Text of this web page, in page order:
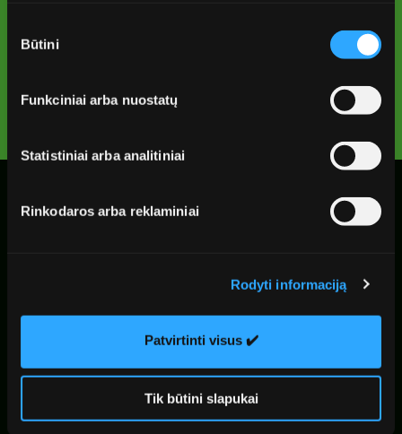
pasirinkimas
Būtini
Funkciniai arba nuostatų
Statistiniai arba analitiniai
Rinkodaros arba reklaminiai
Rodyti informaciją
Patvirtinti visus ✔️
Tik būtini slapukai
Skaidrumas
Slapukų politika
El. parduotuvės taisyklės